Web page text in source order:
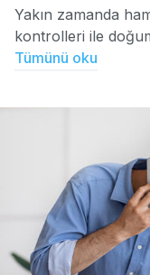
Yakın zamanda
kontrolleri ile
Tümünü oku